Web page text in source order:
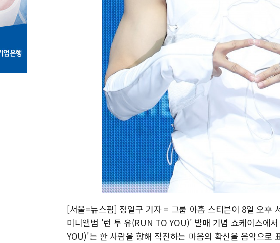
[서울=뉴스핌] 정일구 기자 = 그룹 아홉 스티븐이 8일 오후
미니앨범 '런 투 유(RUN TO YOU)' 발매 기념 쇼케이스에
YOU)'는 한 사람을 향해 직진하는 마음의 확신을 음악으로